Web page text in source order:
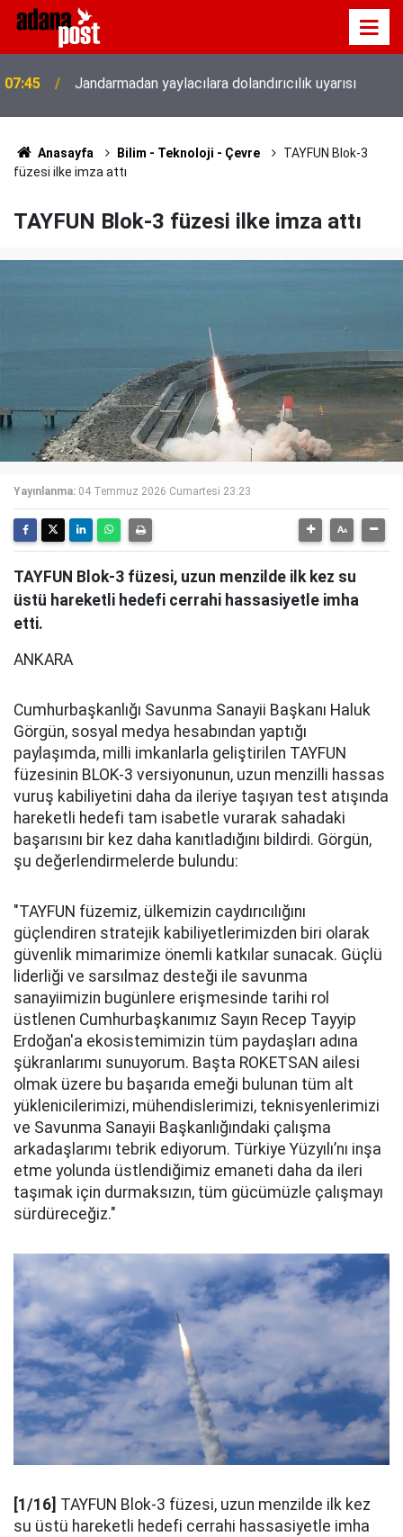
07:26 Fenerbahçe, avantaj elde etti
Anasayfa Bilim - Teknoloji - Çevre
TAYFUN Blok-3
füzesi ilke imza attı
TAYFUN Blok-3 füzesi ilke imza attı
Yayınlanma: 04 Temmuz 2026 Cumartesi 23:23
TAYFUN Blok-3 füzesi, uzun menzilde ilk kez su
üstü hareketli hedefi cerrahi hassasiyetle imha
etti.
ANKARA
Cumhurbaşkanlığı Savunma Sanayii Başkanı Haluk
Görgün, sosyal medya hesabından yaptığı
paylaşımda, milli imkanlarla geliştirilen TAYFUN
füzesinin BLOK-3 versiyonunun, uzun menzilli hassas
vuruş kabiliyetini daha da ileriye taşıyan test atışında
hareketli hedefi tam isabetle vurarak sahadaki
başarısını bir kez daha kanıtladığını bildirdi. Görgün,
şu değerlendirmelerde bulundu:
"TAYFUN füzemiz, ülkemizin caydırıcılığını
güçlendiren stratejik kabiliyetlerimizden biri olarak
güvenlik mimarimize önemli katkılar sunacak. Güçlü
liderliği ve sarsılmaz desteği ile savunma
sanayiimizin bugünlere erişmesinde tarihi rol
üstlenen Cumhurbaşkanımız Sayın Recep Tayyip
Erdoğan'a ekosistemimizin tüm paydaşları adına
şükranlarımı sunuyorum. Başta ROKETSAN ailesi
olmak üzere bu başarıda emeği bulunan tüm alt
yüklenicilerimizi, mühendislerimizi, teknisyenlerimizi
ve Savunma Sanayii Başkanlığındaki çalışma
arkadaşlarımı tebrik ediyorum. Türkiye Yüzyılı’nı inşa
etme yolunda üstlendiğimiz emaneti daha da ileri
taşımak için durmaksızın, tüm gücümüzle çalışmayı
sürdüreceğiz."
[1/16] TAYFUN Blok-3 füzesi, uzun menzilde ilk kez
su üstü hareketli hedefi cerrahi hassasiyetle imha